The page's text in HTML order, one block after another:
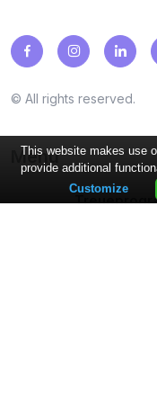
© All rights reserved.
Menu
This website makes use
provide additional
Customize